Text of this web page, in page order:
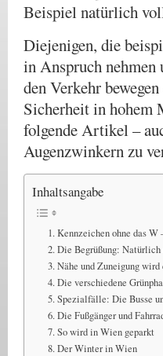
Beispiel natürlich
Diejenigen, die
in Anspruch
den Verkehr
Sicherheit in hohem
folgende Artikel –
Augenzwinkern zu
Inhaltsangabe
Kennzeichen ohne das W
Die Begrüßung: Natürlich
Nähe und Zuneigung wird
Die verschiedene
Spezialfälle: Die Busse
Die Fußgänger und
So wird in Wien geparkt
Der Winter in Wien